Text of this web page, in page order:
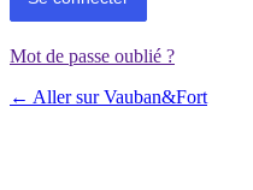
Mot de passe oublié ?
← Aller sur Vauban&Fort